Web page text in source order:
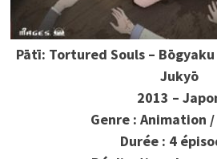
Pātī: Tortured Souls –
Jukyō
2013 –
Genre : Animation
Durée : 4